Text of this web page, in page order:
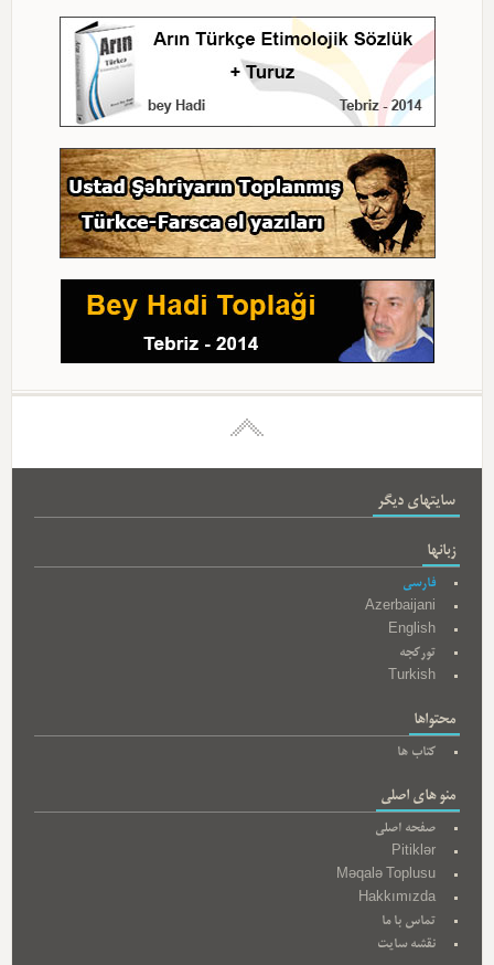
سایتهای دیگر
زبانها
فارسی
Azerbaijani
English
تورکجه
Turkish
محتواها
کتاب ها
منو های اصلی
صفحه اصلی
Pitiklər
Məqalə Toplusu
Hakkımızda
تماس با ما
نقشه سایت